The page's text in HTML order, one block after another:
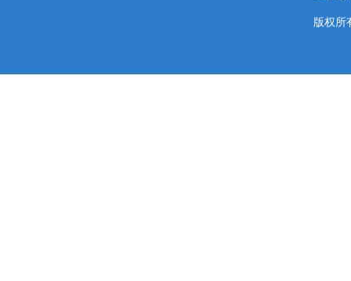
版权